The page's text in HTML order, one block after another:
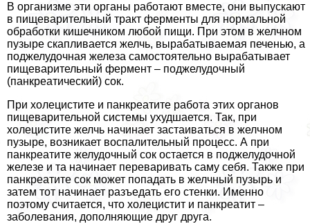
В организме эти органы работают вместе, они выпускают
в пищеварительный тракт ферменты для нормальной
обработки кишечником любой пищи. При этом в желчном
пузыре скапливается желчь, вырабатываемая печенью, а
поджелудочная железа самостоятельно вырабатывает
пищеварительный фермент – поджелудочный
(панкреатический) сок.
При холецистите и панкреатите работа этих органов
пищеварительной системы ухудшается. Так, при
холецистите желчь начинает застаиваться в желчном
пузыре, возникает воспалительный процесс. А при
панкреатите желудочный сок остается в поджелудочной
железе и та начинает переваривать саму себя. Также при
панкреатите сок может попадать в желчный пузырь и
затем тот начинает разъедать его стенки. Именно
поэтому считается, что холецистит и панкреатит –
заболевания, дополняющие друг друга.